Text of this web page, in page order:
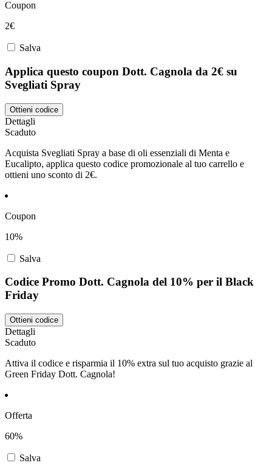
Coupon
2€
Salva
Applica questo coupon Dott. Cagnola da 2€ su
Svegliati Spray
Ottieni codice
Dettagli
Scaduto
Acquista Svegliati Spray a base di oli essenziali di Menta e
Eucalipto, applica questo codice promozionale al tuo carrello e
ottieni uno sconto di 2€.
Coupon
10%
Salva
Codice Promo Dott. Cagnola del 10% per il Black
Friday
Ottieni codice
Dettagli
Scaduto
Attiva il codice e risparmia il 10% extra sul tuo acquisto grazie al
Green Friday Dott. Cagnola!
Offerta
60%
Salva